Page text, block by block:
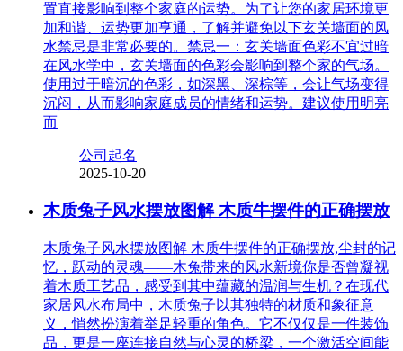
置直接影响到整个家庭的运势。为了让您的家居环境更
加和谐、运势更加亨通，了解并避免以下玄关墙面的风
水禁忌是非常必要的。禁忌一：玄关墙面色彩不宜过暗
在风水学中，玄关墙面的色彩会影响到整个家的气场。
使用过于暗沉的色彩，如深黑、深棕等，会让气场变得
沉闷，从而影响家庭成员的情绪和运势。建议使用明亮
而
公司起名
2025-10-20
木质兔子风水摆放图解 木质牛摆件的正确摆放
木质兔子风水摆放图解 木质牛摆件的正确摆放,尘封的记
忆，跃动的灵魂——木兔带来的风水新境你是否曾凝视
着木质工艺品，感受到其中蕴藏的温润与生机？在现代
家居风水布局中，木质兔子以其独特的材质和象征意
义，悄然扮演着举足轻重的角色。它不仅仅是一件装饰
品，更是一座连接自然与心灵的桥梁，一个激活空间能